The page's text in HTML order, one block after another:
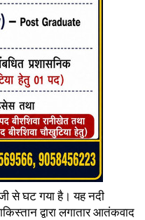
से घट गया है। यह नदी
द्वारा लगातार आतंकवाद